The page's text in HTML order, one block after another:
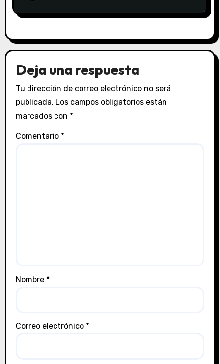
Deja una respuesta
Tu dirección de correo electrónico no será
publicada. Los campos obligatorios están
marcados con *
Comentario *
Nombre *
Correo electrónico *